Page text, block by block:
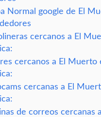
Normal google de El
cercanos a El
cercanos a El Muerto
cercanas a El
de correos cercanas a